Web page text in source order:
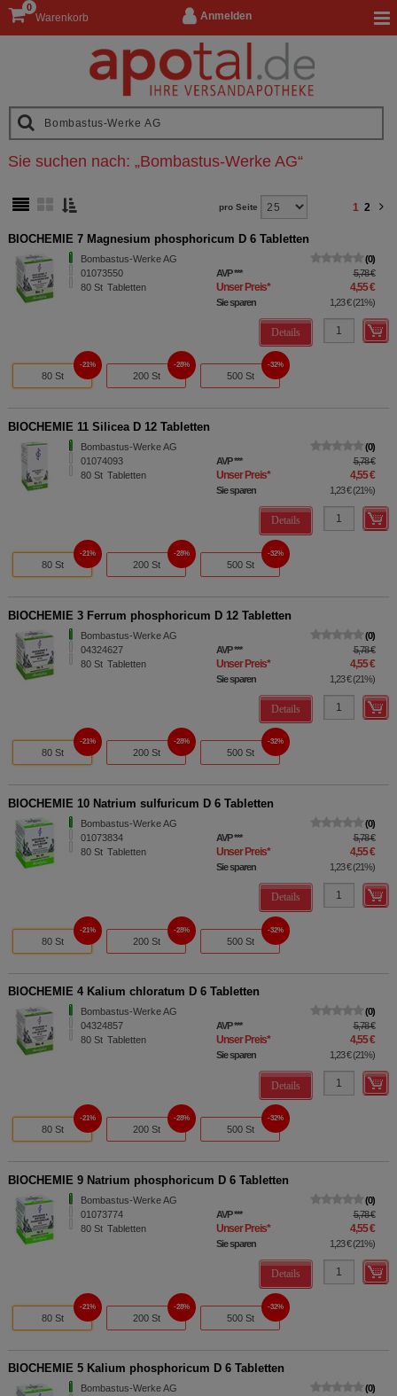
Anmelden
Warenkorb
0
Sie suchen nach: „Bombastus-Werke AG“
pro Seite 1 2
BIOCHEMIE 7 Magnesium phosphoricum D 6 Tabletten
Bombastus-Werke AG
01073550
80 St Tabletten
0
AVP*** 5,78 €
Unser Preis* 4,55 €
Sie sparen 1,23 €(21%)
Details
80 St
21%
200 St
28%
500 St
32%
BIOCHEMIE 11 Silicea D 12 Tabletten
Bombastus-Werke AG
01074093
80 St Tabletten
0
AVP*** 5,78 €
Unser Preis* 4,55 €
Sie sparen 1,23 €(21%)
Details
80 St
21%
200 St
28%
500 St
32%
BIOCHEMIE 3 Ferrum phosphoricum D 12 Tabletten
Bombastus-Werke AG
04324627
80 St Tabletten
0
AVP*** 5,78 €
Unser Preis* 4,55 €
Sie sparen 1,23 €(21%)
Details
80 St
21%
200 St
28%
500 St
32%
BIOCHEMIE 10 Natrium sulfuricum D 6 Tabletten
Bombastus-Werke AG
01073834
80 St Tabletten
0
AVP*** 5,78 €
Unser Preis* 4,55 €
Sie sparen 1,23 €(21%)
Details
80 St
21%
200 St
28%
500 St
32%
BIOCHEMIE 4 Kalium chloratum D 6 Tabletten
Bombastus-Werke AG
04324857
80 St Tabletten
0
AVP*** 5,78 €
Unser Preis* 4,55 €
Sie sparen 1,23 €(21%)
Details
80 St
21%
200 St
28%
500 St
32%
BIOCHEMIE 9 Natrium phosphoricum D 6 Tabletten
Bombastus-Werke AG
01073774
80 St Tabletten
0
AVP*** 5,78 €
Unser Preis* 4,55 €
Sie sparen 1,23 €(21%)
Details
80 St
21%
200 St
28%
500 St
32%
BIOCHEMIE 5 Kalium phosphoricum D 6 Tabletten
Bombastus-Werke AG
0